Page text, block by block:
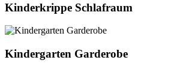
Kinderkrippe Schlafraum
Kindergarten Garderobe